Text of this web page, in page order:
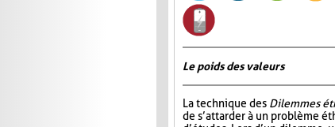
Le poids des valeurs
La technique des Dilemmes
de s’attarder à un problème